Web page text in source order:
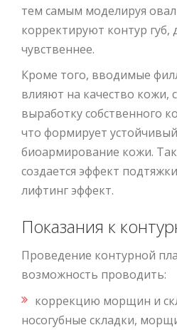
тем самым моделируя
корректируют контур губ,
чувственнее.
Кроме того, вводимые
влияют на качество кожи,
выработку собственного
что формирует
биоармирование кожи.
создается эффект
лифтинг эффект.
Показания к
Проведение контурной
возможность проводить:
коррекцию морщин и
носогубные складки,